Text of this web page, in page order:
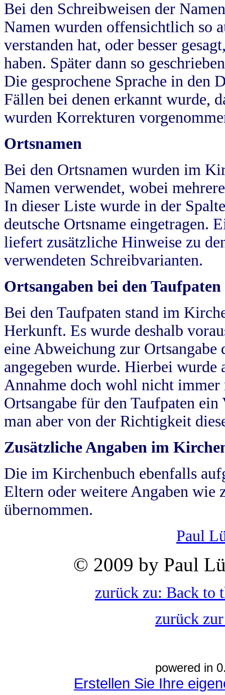
Bei den Schreibweisen der
Namen wurden offensichtlich so
verstanden hat, oder besser
haben. Später dann so
Die gesprochene Sprache in
Fällen bei denen erkannt wurde,
wurden Korrekturen
Ortsnamen
Bei den Ortsnamen wurden im
Namen verwendet, wobei
In dieser Liste wurde in der
deutsche Ortsname eingetragen.
liefert zusätzliche Hinweise zu
verwendeten Schreibvarianten.
Ortsangaben bei den Taufpaten
Bei den Taufpaten stand im
Herkunft. Es wurde deshalb
eine Abweichung zur
angegeben wurde. Hierbei wurde
Annahme doch wohl nicht
Ortsangabe für den Taufpaten
man aber von der Richtigkeit
Zusätzliche Angaben im
Die im Kirchenbuch ebenfalls
Eltern oder weitere Angaben wie
übernommen.
Paul
© 2009 by Paul
zurück zu: Back to
zurück
powered in
Erstellen Sie Ihre